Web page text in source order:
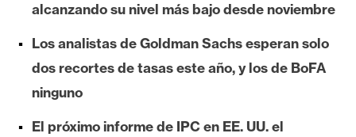
A
A
n
alcanzando su nivel más bajo desde noviembre
Los analistas de Goldman Sachs esperan solo
dos recortes de tasas este año, y los de BoFA
ninguno
El próximo informe de IPC en EE. UU. el